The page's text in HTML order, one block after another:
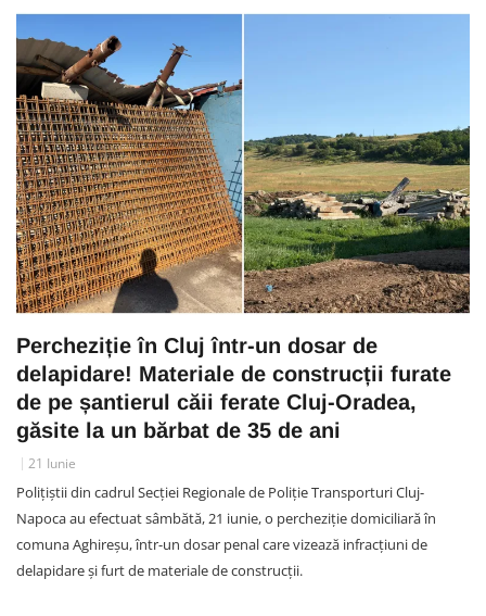
Percheziție în Cluj într-un dosar de
delapidare! Materiale de construcții furate
de pe șantierul căii ferate Cluj-Oradea,
găsite la un bărbat de 35 de ani
21 Iunie
Polițiștii din cadrul Secției Regionale de Poliție Transporturi Cluj-
Napoca au efectuat sâmbătă, 21 iunie, o percheziție domiciliară în
comuna Aghireșu, într-un dosar penal care vizează infracțiuni de
delapidare și furt de materiale de construcții.